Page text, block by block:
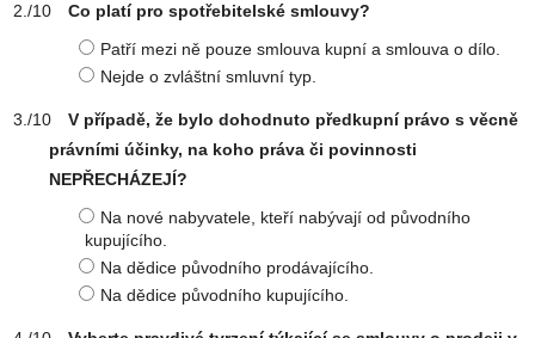
Co platí pro spotřebitelské smlouvy?
Patří mezi ně pouze smlouva kupní a smlouva o dílo.
Nejde o zvláštní smluvní typ.
V případě, že bylo dohodnuto předkupní právo s věcně
právními účinky, na koho práva či povinnosti
NEPŘECHÁZEJÍ?
Na nové nabyvatele, kteří nabývají od původního
kupujícího.
Na dědice původního prodávajícího.
Na dědice původního kupujícího.